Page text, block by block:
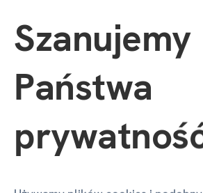
Ostrzeżenie : Nieodpowiednie
odpowiedzialny: Albi Polska Sp. z
Szanujemy
Państwa